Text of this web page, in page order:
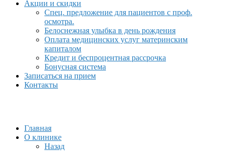
Акции и скидки
Спец. предложение для пациентов с проф.
осмотра.
Белоснежная улыбка в день рождения
Оплата медицинских услуг материнским
капиталом
Кредит и беспроцентная рассрочка
Бонусная система
Записаться на прием
Контакты
Главная
О клинике
Назад